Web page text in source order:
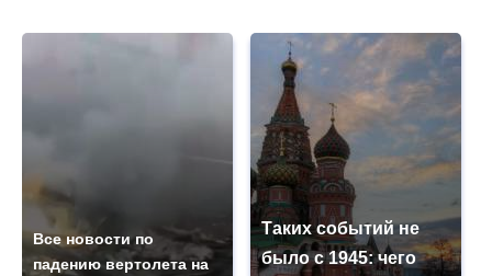
Все новости по
падению вертолета на
Таких событий не
было с 1945: чего